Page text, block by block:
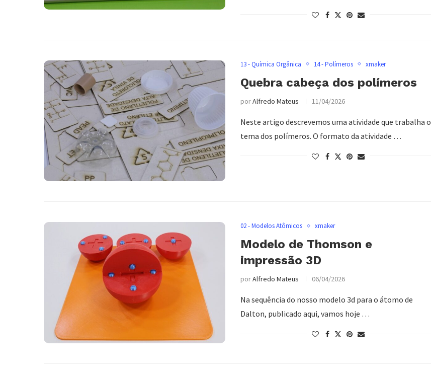
13 - Química Orgânica 14 - Polímeros xmaker
Quebra cabeça dos polímeros
porAlfredo Mateus 11/04/2026
Neste artigo descrevemos uma atividade que trabalha o
tema dos polímeros. O formato da atividade …
02 - Modelos Atômicos xmaker
Modelo de Thomson e
impressão 3D
porAlfredo Mateus 06/04/2026
Na sequência do nosso modelo 3d para o átomo de
Dalton, publicado aqui, vamos hoje …